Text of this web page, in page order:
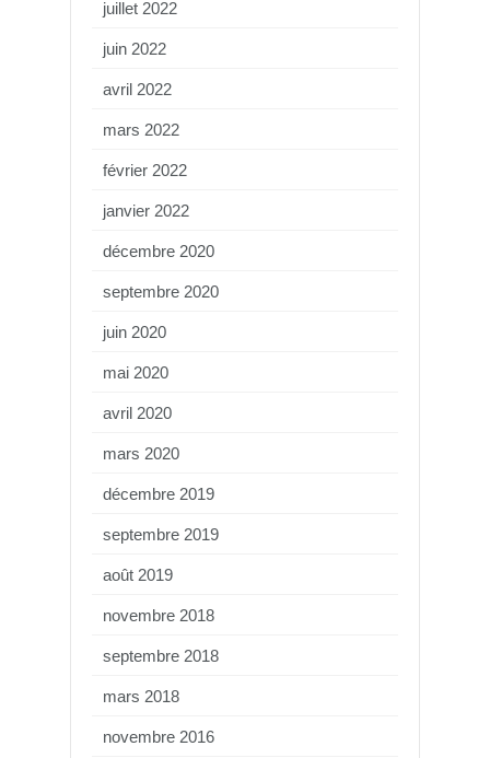
juillet 2022
juin 2022
avril 2022
mars 2022
février 2022
janvier 2022
décembre 2020
septembre 2020
juin 2020
mai 2020
avril 2020
mars 2020
décembre 2019
septembre 2019
août 2019
novembre 2018
septembre 2018
mars 2018
novembre 2016